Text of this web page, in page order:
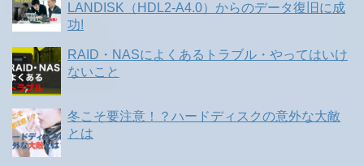
LANDISK（HDL2-A4.0）からのデータ復旧に成
功!
RAID・NASによくあるトラブル・やってはいけ
ないこと
冬こそ要注意！？ハードディスクの意外な大敵
とは